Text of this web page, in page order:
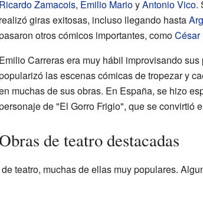
Ricardo Zamacois, Emilio MarioyAntonio Vico.
realizó giras exitosas, incluso llegando hasta
otros cómicos importantes, comoCésar
Emilio Carreras era muy hábil improvisando
las escenas cómicas de tropezar y
muchas de sus obras. En España, se hizo
de "El Gorro Frigio", que se convirtió
Obras de teatro destacadas
teatro, muchas de ellas muy populares.